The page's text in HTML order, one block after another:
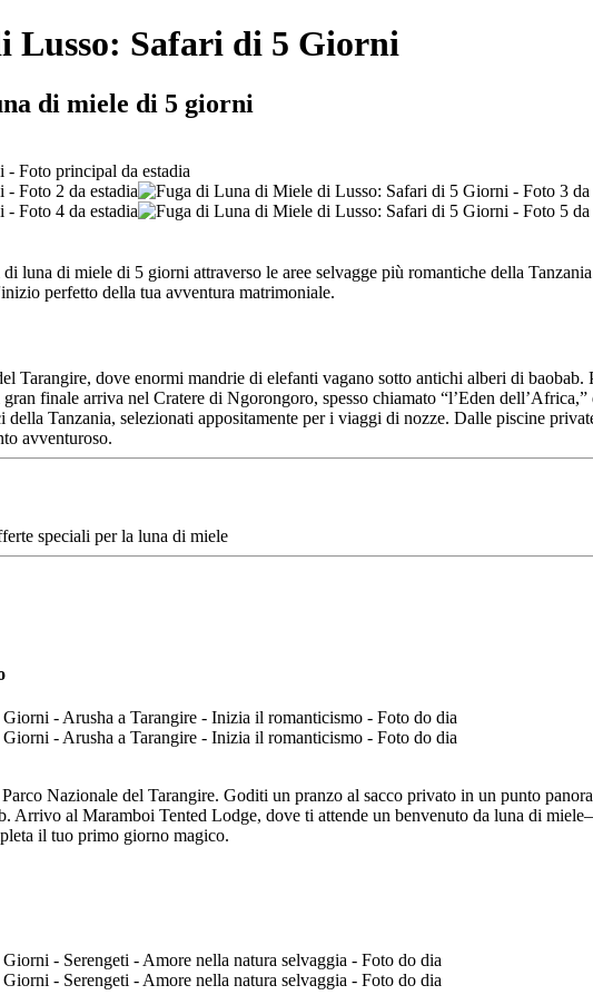
Lusso: Safari di 5 Giorni
di miele di 5 giorni
luna di miele di 5 giorni attraverso le aree selvagge più romantiche della
perfetto della tua avventura matrimoniale.
Tarangire, dove enormi mandrie di elefanti vagano sotto antichi alberi di
finale arriva nel Cratere di Ngorongoro, spesso chiamato “l’Eden
Tanzania, selezionati appositamente per i viaggi di nozze. Dalle piscine
avventuroso.
speciali per la luna di miele
Nazionale del Tarangire. Goditi un pranzo al sacco privato in un punto
Arrivo al Maramboi Tented Lodge, dove ti attende un benvenuto da luna di
il tuo primo giorno magico.